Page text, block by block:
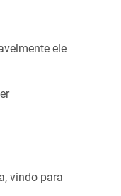
ele
vindo para